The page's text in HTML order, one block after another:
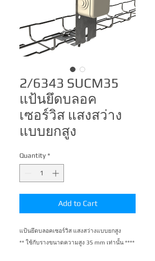
2/6343 SUCM35
แป้นยึดบลอค
เซอร์วิส แสงสว่าง
แบบยกสูง
Quantity *
Add to Cart
แป้นยึดบลอคเซอร์วิส แสงสว่างแบบยกสูง
** ใช้กับรางขนาดความสูง 35 mm เท่านั้น ****